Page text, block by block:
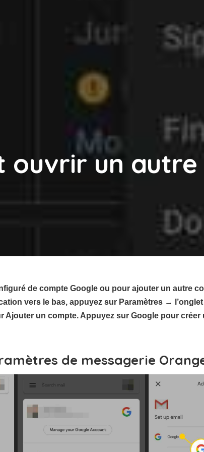
ouvrir un
de compte Google ou pour ajouter un autre
vers le bas, appuyez sur Paramètres →
Ajouter un compte. Appuyez sur Google pour créer
de messagerie